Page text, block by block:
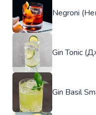
Negroni
Gin Tonic
Gin Basil